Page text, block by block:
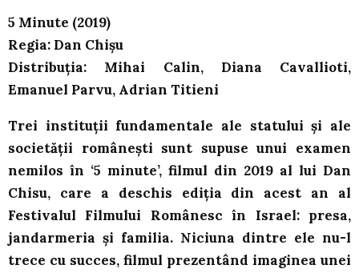
5 Minute (2019)
Regia: Dan Chișu
Distribuția: Mihai Calin, Diana Cavallioti,
Emanuel Parvu, Adrian Titieni
Trei instituții fundamentale ale statului și ale
societății românești sunt supuse unui examen
nemilos în ‘5 minute’, filmul din 2019 al lui Dan
Chisu, care a deschis ediția din acest an al
Festivalul Filmului Românesc în Israel: presa,
jandarmeria și familia. Niciuna dintre ele nu-l
trece cu succes, filmul prezentând imaginea unei